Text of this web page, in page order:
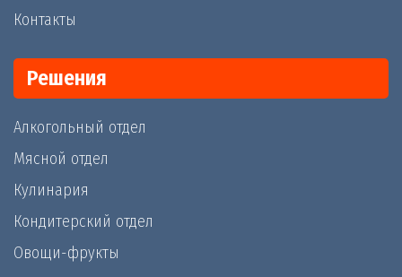
Контакты
Решения
Алкогольный отдел
Мясной отдел
Кулинария
Кондитерский отдел
Овощи-фрукты